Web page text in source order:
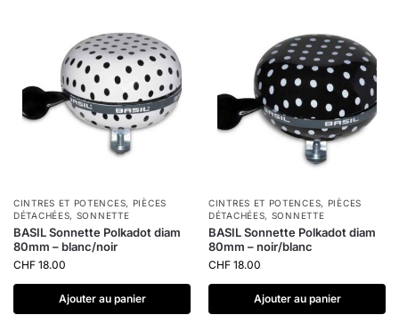
CINTRES ET POTENCES, PIÈCES
DÉTACHÉES, SONNETTE
BASIL Sonnette Polkadot diam
80mm – blanc/noir
CHF 18.00
Ajouter au panier
CINTRES ET POTENCES, PIÈCES
DÉTACHÉES, SONNETTE
BASIL Sonnette Polkadot diam
80mm – noir/blanc
CHF 18.00
Ajouter au panier